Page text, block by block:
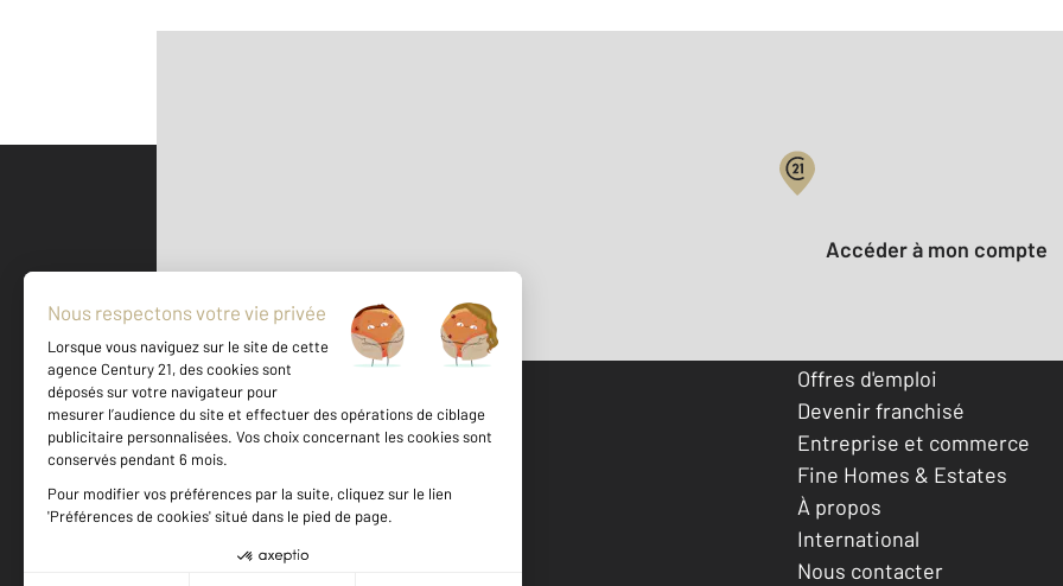
500 m © Mappy
Votre compte :
Accéder à mon compte
Votre agence est notée
Achat
Location
Offres d'emploi
Devenir franchisé
Entreprise et commerce
Fine Homes & Estates
À propos
International
Nous contacter